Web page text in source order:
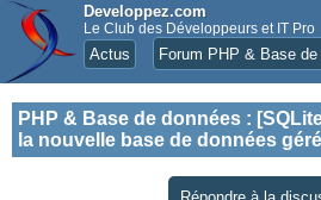
Developpez.com
Le Club des Développeurs et IT Pro
Actus Forum PHP & Base
PHP & Base de données :
la nouvelle base de données